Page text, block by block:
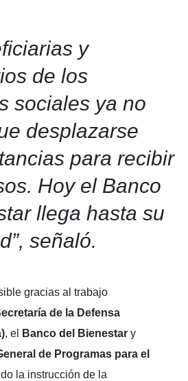
y
de los
sociales ya no
desplazarse
para recibir
Hoy el Banco
llega hasta su
señaló.
gracias al trabajo
de la Defensa
, el Banco del Bienestar y
de Programas para el
la instrucción de la